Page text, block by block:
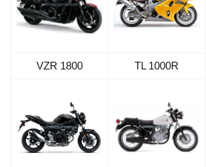
VZR 1800 TL 1000R